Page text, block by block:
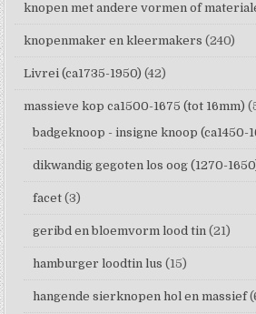
knopen met andere vormen of
knopenmaker en kleermakers (240)
Livrei (ca1735-1950) (42)
massieve kop ca1500-1675 (tot 16mm)
badgeknoop - insigne knoop (ca1450-
dikwandig gegoten los oog (1270-
facet (3)
geribd en bloemvorm lood tin (21)
hamburger loodtin lus (15)
hangende sierknopen hol en massief